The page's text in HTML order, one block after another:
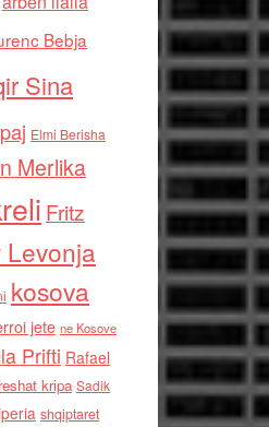
Bebja
Sina
Elmi Berisha
Merlika
Fritz
Levonja
kosova
jete ne Kosove
Prifti Rafael
reshat kripa Sadik
shqiptaret